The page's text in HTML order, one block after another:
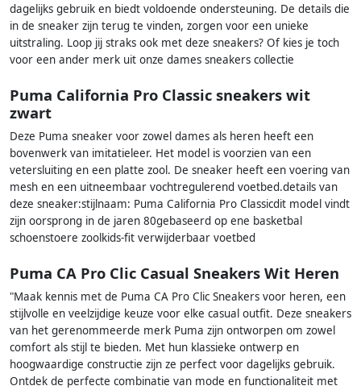
dagelijks gebruik en biedt voldoende ondersteuning. De details die
in de sneaker zijn terug te vinden, zorgen voor een unieke
uitstraling. Loop jij straks ook met deze sneakers? Of kies je toch
voor een ander merk uit onze dames sneakers collectie
Puma California Pro Classic sneakers wit
zwart
Deze Puma sneaker voor zowel dames als heren heeft een
bovenwerk van imitatieleer. Het model is voorzien van een
vetersluiting en een platte zool. De sneaker heeft een voering van
mesh en een uitneembaar vochtregulerend voetbed.details van
deze sneaker:stijlnaam: Puma California Pro Classicdit model vindt
zijn oorsprong in de jaren 80gebaseerd op ene basketbal
schoenstoere zoolkids-fit verwijderbaar voetbed
Puma CA Pro Clic Casual Sneakers Wit Heren
"Maak kennis met de Puma CA Pro Clic Sneakers voor heren, een
stijlvolle en veelzijdige keuze voor elke casual outfit. Deze sneakers
van het gerenommeerde merk Puma zijn ontworpen om zowel
comfort als stijl te bieden. Met hun klassieke ontwerp en
hoogwaardige constructie zijn ze perfect voor dagelijks gebruik.
Ontdek de perfecte combinatie van mode en functionaliteit met